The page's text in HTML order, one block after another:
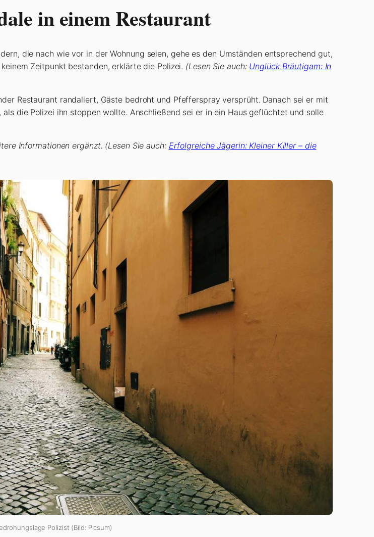
in einem Restaurant
die nach wie vor in der Wohnung seien, gehe es den Umständen entsprechend gut,
Zeitpunkt bestanden, erklärte die Polizei. (Lesen Sie auch: Unglück Bräutigam: In
Restaurant randaliert, Gäste bedroht und Pfefferspray versprüht. Danach sei er mit
die Polizei ihn stoppen wollte. Anschließend sei er in ein Haus geflüchtet und solle
Informationen ergänzt. (Lesen Sie auch: Erfolgreiche Jägerin: Kleiner Killer – die
Polizist (Bild: Picsum)